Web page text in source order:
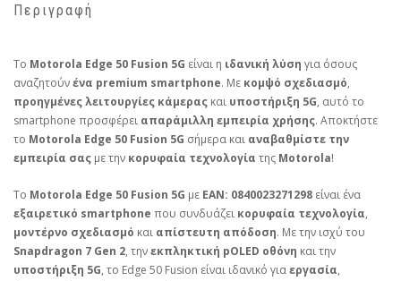
Περιγραφή
Το Motorola Edge 50 Fusion 5G είναι η ιδανική λύση για όσους
αναζητούνένα premium smartphone. Με κομψό σχεδιασμό,
προηγμένες λειτουργίες κάμερας και υποστήριξη 5G, αυτό το
smartphone προσφέρει απαράμιλλη εμπειρία χρήσης. Αποκτήστε
το Motorola Edge 50 Fusion 5G σήμερα και αναβαθμίστε την
εμπειρία σας με την κορυφαία τεχνολογία της Motorola!
Το Motorola Edge 50 Fusion 5G με EAN: 0840023271298 είναι ένα
εξαιρετικό smartphone που συνδυάζει κορυφαία τεχνολογία,
μοντέρνο σχεδιασμό και απίστευτη απόδοση. Με την ισχύ του
Snapdragon 7 Gen 2, τηνεκπληκτική pOLED οθόνη και την
υποστήριξη 5G, το Edge 50 Fusion είναι ιδανικό γιαεργασία,